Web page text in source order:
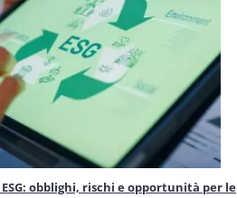
ESG: obblighi, rischi e opportunità per le